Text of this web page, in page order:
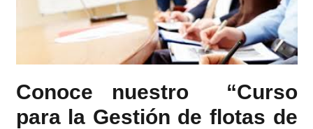
Conoce nuestro “Curso
para la Gestión de flotas de